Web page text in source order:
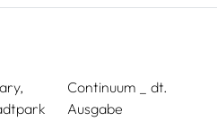
Continuum _ dt.
Ausgabe